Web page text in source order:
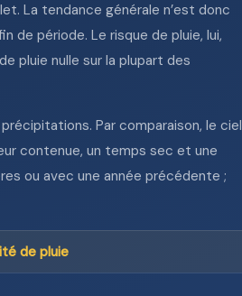
La tendance générale n’est donc
de période. Le risque de pluie, lui,
pluie nulle sur la plupart des
Par comparaison, le ciel
contenue, un temps sec et une
ou avec une année précédente ;
de pluie